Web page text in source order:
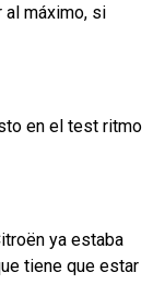
al máximo, si
en el test ritmo
ya estaba
tiene que estar